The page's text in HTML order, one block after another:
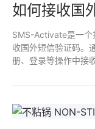
如何接收国
SMS-Activate是一个
收国外短信验证码。
册、登录等操作中接